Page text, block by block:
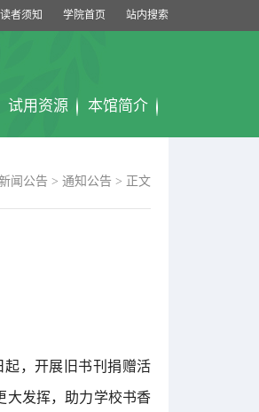
读者须知 学院首页 站内搜索
试用资源 本馆简介
闻公告 > 通知公告 > 正文
起，开展旧书刊捐赠活
大发挥，助力学校书香